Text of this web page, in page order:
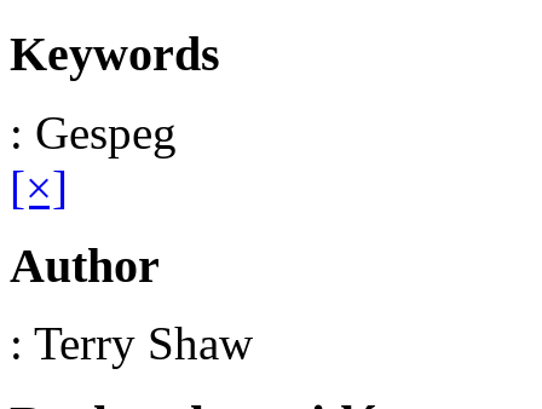
Keywords
: Gespeg
[×]
Author
: Terry Shaw